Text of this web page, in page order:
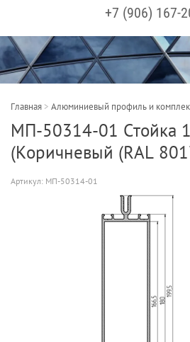
+7 (906) 167-
Главная > Алюминиевый профиль и
МП-50314-01 Стойка
(Коричневый (RAL
Артикул: МП-50314-01